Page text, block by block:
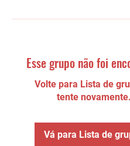
Esse grupo não foi
Volte para Lista de
tente novamente.
Vá para Lista de